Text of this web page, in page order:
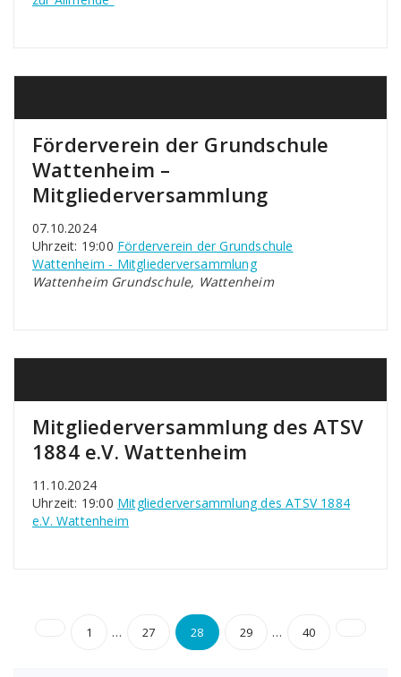
Förderverein der Grundschule
Wattenheim –
Mitgliederversammlung
07.10.2024
Uhrzeit: 19:00 Förderverein der Grundschule
Wattenheim - Mitgliederversammlung
Wattenheim Grundschule, Wattenheim
Mitgliederversammlung des ATSV
1884 e.V. Wattenheim
11.10.2024
Uhrzeit: 19:00 Mitgliederversammlung des ATSV 1884
e.V. Wattenheim
Seitennummerierung
1 … 27 28 29 … 40